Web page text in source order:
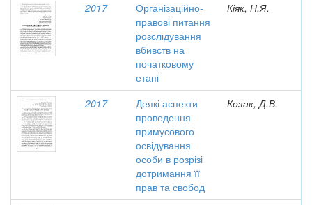
2017
Організаційно-
правові питання
розслідування
вбивств на
початковому
етапі
Кіяк, Н.Я.
2017
Деякі аспекти
проведення
примусового
освідування
особи в розрізі
дотримання її
прав та свобод
Козак, Д.В.